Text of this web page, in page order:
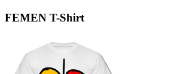
FEMEN T-Shirt